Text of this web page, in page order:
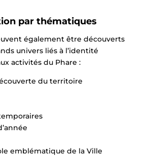
par thématiques
également être découverts
univers liés à l’identité
activités du Phare :
du territoire
emblématique de la Ville